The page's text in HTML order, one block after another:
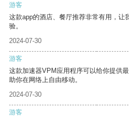
游客
这款app的酒店、餐厅推荐非常有用，让
验。
2024-07-30
游客
这款加速器VPM应用程序可以给你提供
助你在网络上自由移动。
2024-07-30
游客